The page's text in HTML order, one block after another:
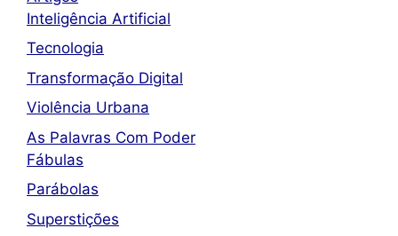
Inteligência Artificial
Tecnologia
Transformação Digital
Violência Urbana
As Palavras Com Poder
Fábulas
Parábolas
Superstições